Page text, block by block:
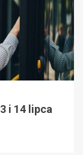
i 14 lipca